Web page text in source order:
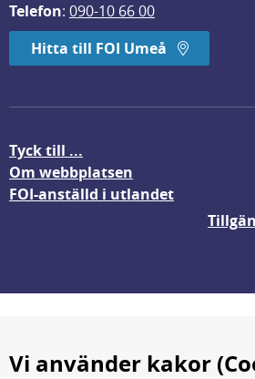
Telefon: 090-10 66 00
Hitta till FOI Umeå
Tyck till ...
Om webbplatsen
FOI-anställd i utlandet
Vi använder kakor